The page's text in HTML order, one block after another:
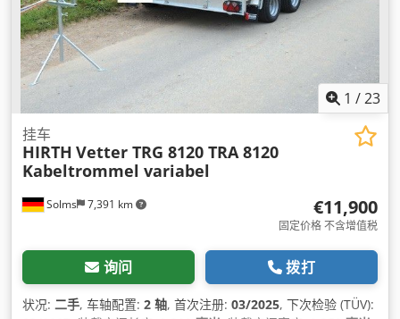
1 /23
Solms 7,391 km
挂车
HIRTH Vetter TRG 8120 TRA 8120
Kabeltrommel variabel
€11,900
固定价格 不含增值税
询问 拨打
状况: 二手, 车轴配置: 2 轴, 首次注册: 03/2025, 下次检验 (TÜV):